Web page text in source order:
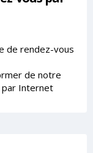
de rendez-vous
de notre
Internet